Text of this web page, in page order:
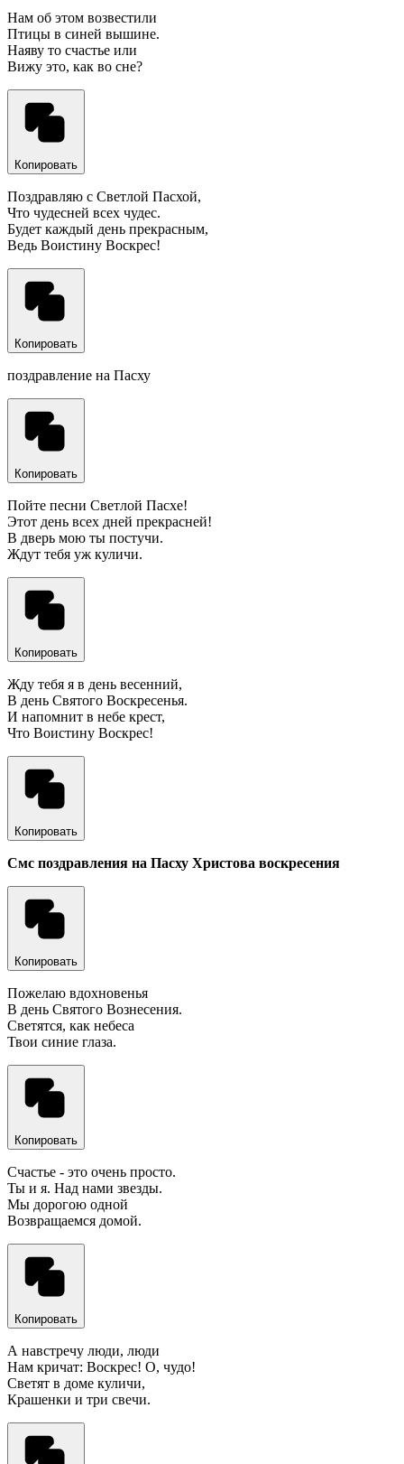
Нам об этом возвестили
Птицы в синей вышине.
Наяву то счастье или
Вижу это, как во сне?
Копировать
Поздравляю с Светлой Пасхой,
Что чудесней всех чудес.
Будет каждый день прекрасным,
Ведь Воистину Воскрес!
Копировать
поздравление на Пасху
Копировать
Пойте песни Светлой Пасхе!
Этот день всех дней прекрасней!
В дверь мою ты постучи.
Ждут тебя уж куличи.
Копировать
Жду тебя я в день весенний,
В день Святого Воскресенья.
И напомнит в небе крест,
Что Воистину Воскрес!
Копировать
Смс поздравления на Пасху Христова воскресения
Копировать
Пожелаю вдохновенья
В день Святого Вознесения.
Светятся, как небеса
Твои синие глаза.
Копировать
Счастье - это очень просто.
Ты и я. Над нами звезды.
Мы дорогою одной
Возвращаемся домой.
Копировать
А навстречу люди, люди
Нам кричат: Воскрес! О, чудо!
Светят в доме куличи,
Крашенки и три свечи.